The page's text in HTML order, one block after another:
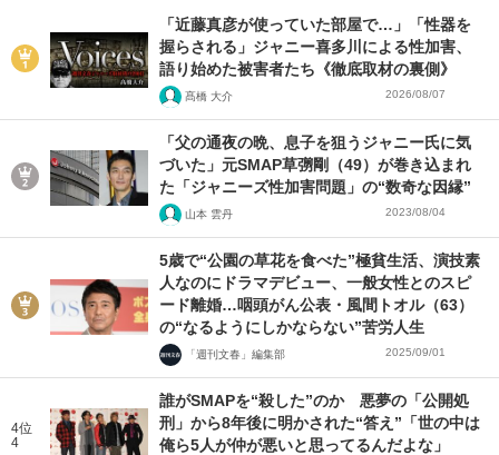
「近藤真彦が使っていた部屋で…」「性器を
握らされる」ジャニー喜多川による性加害、
語り始めた被害者たち《徹底取材の裏側》
髙橋 大介 2026/08/07
「父の通夜の晩、息子を狙うジャニー氏に気
づいた」元SMAP草彅剛（49）が巻き込まれ
た「ジャニーズ性加害問題」の“数奇な因縁”
山本 雲丹 2023/08/04
5歳で“公園の草花を食べた”極貧生活、演技素
人なのにドラマデビュー、一般女性とのスピ
ード離婚…咽頭がん公表・風間トオル（63）
の“なるようにしかならない”苦労人生
「週刊文春」編集部 2025/09/01
4位
4
誰がSMAPを“殺した”のか 悪夢の「公開処
刑」から8年後に明かされた“答え”「世の中は
俺ら5人が仲が悪いと思ってるんだよな」